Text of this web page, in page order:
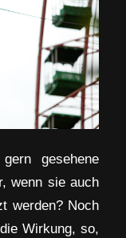
gesehene
wenn sie auch
werden? Noch
Wirkung, so,